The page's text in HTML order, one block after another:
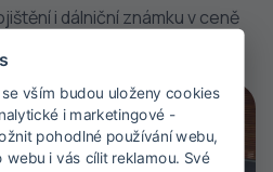
i dálniční známku v ceně
vším budou uloženy cookies
i marketingové -
pohodlné používání webu,
i vás cílit reklamou. Své